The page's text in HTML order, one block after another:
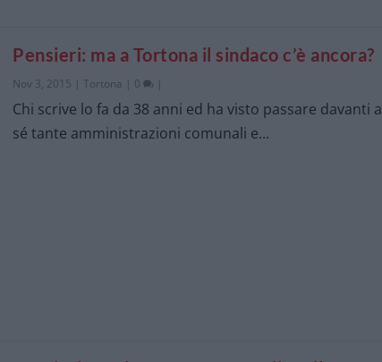
Pensieri: ma a Tortona il sindaco c’è ancora?
Nov 3, 2015 Tortona 0
Chi scrive lo fa da 38 anni ed ha visto passare davanti a
sé tante amministrazioni comunali e...